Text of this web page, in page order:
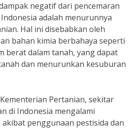
negatif dari pencemaran
adalah menurunnya
Hal ini disebabkan oleh
bahan kimia berbahaya seperti
berat dalam tanah, yang dapat
dan menurunkan kesuburan
Pertanian, sekitar
di Indonesia mengalami
penggunaan pestisida dan